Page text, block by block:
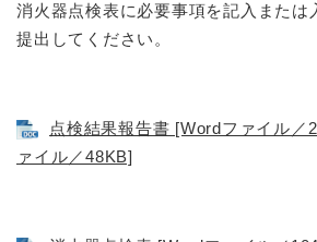
消火器点検表に必要事項を記入または
提出してください。
点検結果報告書 [Wordファイル／
ァイル／48KB]